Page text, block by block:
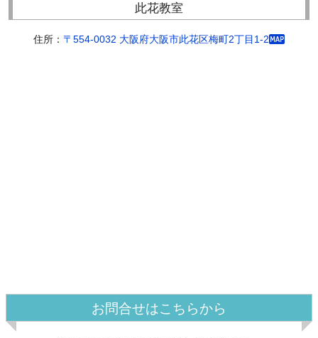
此花教室
住所： 〒554-0032 大阪府大阪市此花区梅町2丁目1-2
お問合せはこちらから